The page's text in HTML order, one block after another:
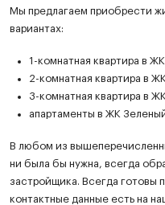
Мы предлагаем приобрести
вариантах:
1-комнатная квартира в
2-комнатная квартира в
3-комнатная квартира в
апартаменты в ЖК Зеленый
В любом из
ни была бы нужна, всегда
застройщика. Всегда готовы
контактные данные есть на